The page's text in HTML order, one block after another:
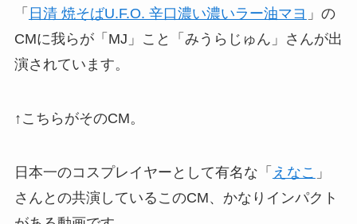
「 日清 焼そばU.F.O. 辛口濃い濃いラー油マヨ 」の
CMに我らが「MJ」こと「みうらじゅん」さんが出
演されています。
↑こちらがそのCM。
日本一のコスプレイヤーとして有名な「 えなこ 」
さんとの共演しているこのCM、かなりインパクト